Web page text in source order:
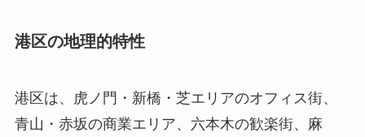
港区の地理的特性
港区は、虎ノ門・新橋・芝エリアのオフィス街、
青山・赤坂の商業エリア、六本木の歓楽街、麻